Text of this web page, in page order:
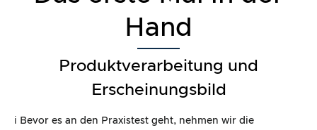
Hand
Produktverarbeitung und
Erscheinungsbild
ℹ️ Bevor es an den Praxistest geht, nehmen wir die